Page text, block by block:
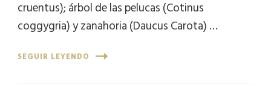
cruentus); árbol de las pelucas (Cotinus
coggygria) y zanahoria (Daucus Carota) …
SEGUIR LEYENDO